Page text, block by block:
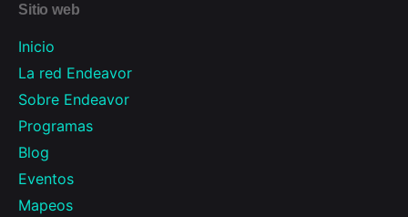
Sitio web
Inicio
La red Endeavor
Sobre Endeavor
Programas
Blog
Eventos
Mapeos